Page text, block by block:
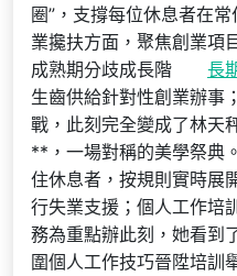
圈”，支撐每位休息者在
業攙扶方面，聚焦創業項
成熟期分歧成長階
長
生齒供給針對性創業辦事
戰，此刻完全變成了林天
**，一場對稱的美學祭典
住休息者，按規則實時展
行失業支援；個人工作培
務為重點辦此刻，她看到
圍個人工作技巧晉陞培訓